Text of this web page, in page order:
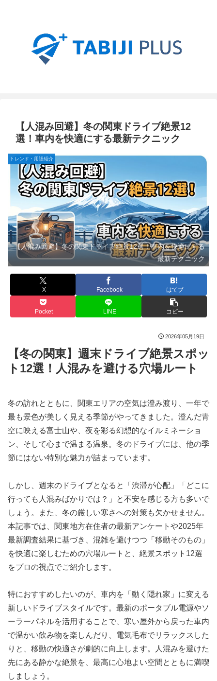
【人混み回避】冬の関東ドライブ絶景12
選！車内を快適にする最新テクニック
トレンド・用語紹介
【人混み回避】冬の関東ドライブ絶景12選！車内を快適にする
最新テクニック
X Facebook はてブ
Pocket LINE コピー
2026年05月19日
【冬の関東】週末ドライブ絶景スポッ
ト12選！人混みを避ける穴場ルート
冬の訪れとともに、関東エリアの空気は澄み渡り、一年で
最も景色が美しく見える季節がやってきました。澄んだ青
空に映える富士山や、夜を彩る幻想的なイルミネーショ
ン、そして心まで温まる温泉。冬のドライブには、他の季
節にはない特別な魅力が詰まっています。
しかし、週末のドライブとなると「渋滞が心配」「どこに
行っても人混みばかりでは？」と不安を感じる方も多いで
しょう。また、冬の厳しい寒さへの対策も欠かせません。
本記事では、関東地方在住者の最新アンケートや2025年
最新調査結果に基づき、混雑を避けつつ「移動そのもの」
を快適に楽しむための穴場ルートと、絶景スポット12選
をプロの視点でご紹介します。
特におすすめしたいのが、車内を「動く隠れ家」に変える
新しいドライブスタイルです。最新のポータブル電源やソ
ーラーパネルを活用することで、寒い屋外から戻った車内
で温かい飲み物を楽しんだり、電気毛布でリラックスした
りと、移動の快適さが劇的に向上します。人混みを避けた
先にある静かな絶景を、最高に心地よい空間とともに満喫
しましょう。